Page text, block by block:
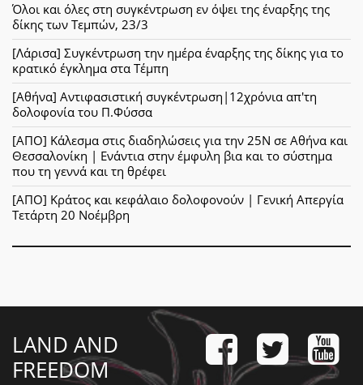
Όλοι και όλες στη συγκέντρωση εν όψει της έναρξης της
δίκης των Τεμπών, 23/3
[Λάρισα] Συγκέντρωση την ημέρα έναρξης της δίκης για το
κρατικό έγκλημα στα Τέμπη
[Αθήνα] Αντιφασιστική συγκέντρωση|12χρόνια απ'τη
δολοφονία του Π.Φύσσα
[ΑΠΟ] Κάλεσμα στις διαδηλώσεις για την 25Ν σε Αθήνα και
Θεσσαλονίκη | Ενάντια στην έμφυλη βια και το σύστημα
που τη γεννά και τη θρέφει
[ΑΠΟ] Κράτος και κεφάλαιο δολοφονούν | Γενική Απεργία
Τετάρτη 20 Νοέμβρη
LAND AND
FREEDOM